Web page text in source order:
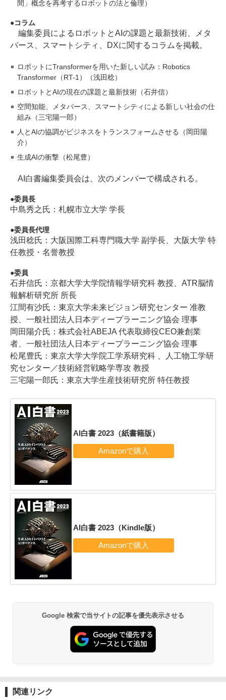
間」概念を再考するロボットの法と倫理）
コラム
編集委員によるロボットとAIの課題と最新技術、メタ
バース、スマートシティ、DXに関するコラムを掲載。
ロボットにTransformerを用いた新しい試み：Robotics
Transformer（RT-1）（浅田稔）
ロボットとAIの現在の課題と最新技術（石井信）
空間知能、メタバース、スマートシティによる新しい社会の仕
組み（三宅陽一郎）
人とAIの協調がビジネスをトランスフォームさせる（岡田陽
介）
生成AIの衝撃（松尾豊）
AI白書編集委員会は、次のメンバーで構成される。
委員長
中島秀之氏：札幌市立大学 学長
委員長代理
浅田稔氏：大阪国際工科専門職大学 副学長、大阪大学 特
任教授・名誉教授
委員
石井信氏：京都大学大学院情報学研究科 教授、ATR脳情
報解析研究所 所長
江間有沙氏：東京大学未来ビジョン研究センター 准教
授、一般社団法人日本ディープラーニング協会 理事
岡田陽介氏：株式会社ABEJA 代表取締役CEO兼創業
者、一般社団法人日本ディープラーニング協会 理事
松尾豊氏：東京大学大学院工学系研究科 、人工物工学研
究センター／技術経営戦略学専攻 教授
三宅陽一郎氏：東京大学生産技術研究所 特任教授
AI白書 2023（紙書籍版）
AI白書 2023（Kindle版）
Google 検索で当サイトの記事を優先表示させる
関連リンク